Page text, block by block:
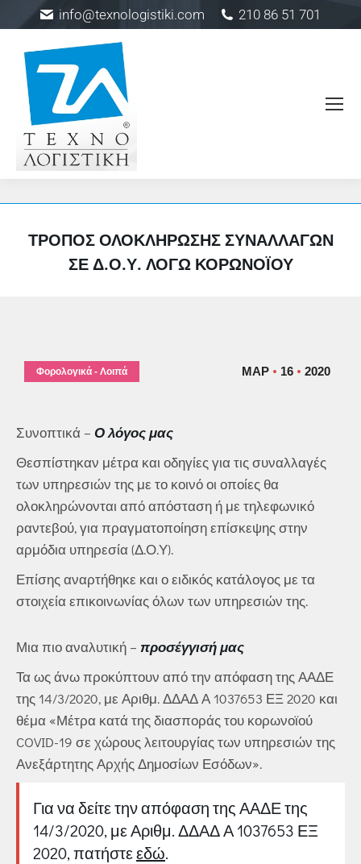
info@texnologistiki.com 210 86 51 701
ΤΡΌΠΟΣ ΟΛΟΚΛΉΡΩΣΗΣ ΣΥΝΑΛΛΑΓΏΝ
ΣΕ Δ.Ο.Υ. ΛΌΓΩ ΚΟΡΩΝΟΪΟΎ
ΜΑΡ 16 2020
Φορολογικά - Λοιπά
Συνοπτικά – Ο λόγος μας
Θεσπίστηκαν μέτρα και οδηγίες για τις συναλλαγές
των υπηρεσιών της με το κοινό οι οποίες θα
ολοκληρώνονται από απόσταση ή με τηλεφωνικό
ραντεβού, για πραγματοποίηση επίσκεψης στην
αρμόδια υπηρεσία (Δ.Ο.Υ).
Επίσης αναρτήθηκε και ο ειδικός κατάλογος με τα
στοιχεία επικοινωνίας όλων των υπηρεσιών της.
Μια πιο αναλυτική – προσέγγισή μας
Τα ως άνω προκύπτουν από την απόφαση της ΑΑΔΕ
της 14/3/2020, με Αριθμ. ΔΔΑΔ Α 1037653 ΕΞ 2020 και
θέμα «Μέτρα κατά της διασποράς του κορωνοϊού
COVID-19 σε χώρους λειτουργίας των υπηρεσιών της
Ανεξάρτητης Αρχής Δημοσίων Εσόδων».
Για να δείτε την απόφαση της ΑΑΔΕ της
14/3/2020, με Αριθμ. ΔΔΑΔ Α 1037653 ΕΞ
2020, πατήστεεδώ.